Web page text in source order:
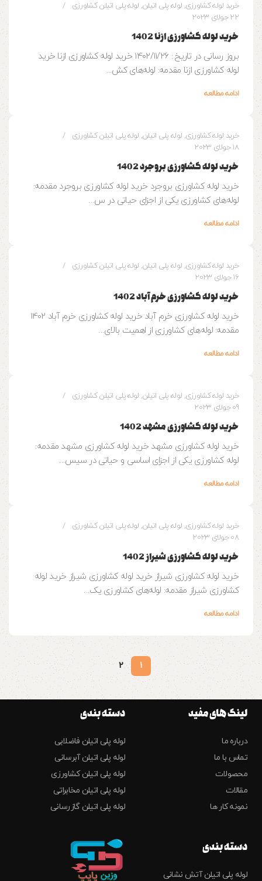
خرید لوله کشاورزی, لوله پلی اتیلن, لوله پلی اتیلن کشاورزی
22 جولای 2023
خرید لوله کشاورزی ازنا 1402
بروز رسانی در تاریخ : ۱۴۰۲/۱۱/۲۶ خرید لوله کشاورزی ازنا خرید
لوله کشاورزی ازنا مقدمه: لوله‌های کش...
ادامه مطالعه
خرید لوله کشاورزی, لوله پلی اتیلن, لوله پلی اتیلن کشاورزی
18 جولای 2023
خرید لوله کشاورزی بروجرد 1402
خرید لوله کشاورزی بروجرد خرید لوله کشاورزی بروجرد مقدمه:
لوله‌های کشاورزی یکی از اجزای حیاتی در س...
ادامه مطالعه
خرید لوله کشاورزی, لوله پلی اتیلن, لوله پلی اتیلن کشاورزی
16 جولای 2023
خرید لوله کشاورزی خرم آباد 1402
خرید لوله کشاورزی خرم آباد خرید لوله کشاورزی خرم آباد 1402
مقدمه: لوله‌های کشاورزی از اهمیت بالای...
ادامه مطالعه
خرید لوله کشاورزی, لوله پلی اتیلن, لوله پلی اتیلن کشاورزی
09 جولای 2023
خرید لوله کشاورزی مشهد 1402
خرید لوله کشاورزی مشهد خرید لوله کشاورزی مشهد مقدمه:
لوله کشاورزی یکی از اجزای اساسی و حیاتی در سیس...
ادامه مطالعه
خرید لوله کشاورزی, لوله پلی اتیلن, لوله پلی اتیلن کشاورزی
08 جولای 2023
خرید لوله کشاورزی شیراز 1402
خرید لوله کشاورزی شیراز خرید لوله کشاورزی شیراز خرید لوله
کشاورزی شیراز مقدمه: لوله‌های کشاورزی یک...
ادامه مطالعه
1
2
لینک های مفید
درباره ما
تماس با ما
محصولات
مقالات
نمونه کار ها
دسته بندی
لوله پلی اتیلن فاضلابی
لوله پلی اتیلن آبرسانی
لوله پلی اتیلن کشاورزی
لوله پلی اتیلن مخابراتی
لوله پلی اتیلن گازرسانی
دسته بندی
لوله پلی اتیلن آتش نشانی